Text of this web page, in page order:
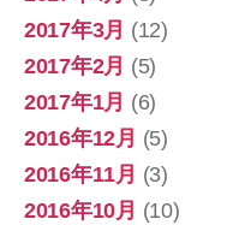
2017年3月 (12)
2017年2月 (5)
2017年1月 (6)
2016年12月 (5)
2016年11月 (3)
2016年10月 (10)